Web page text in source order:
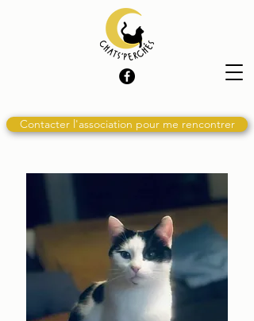
Contacter l'association pour me rencontrer